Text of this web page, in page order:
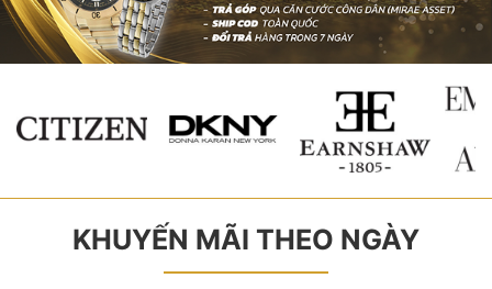
KHUYẾN MÃI THEO NGÀY